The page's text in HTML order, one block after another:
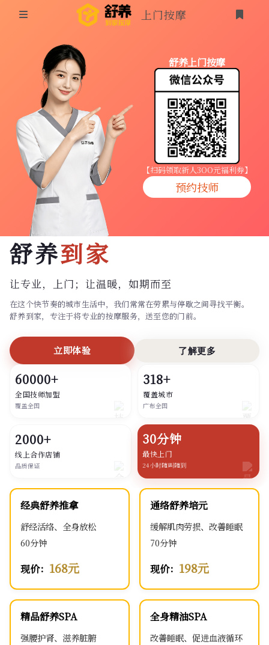
同城按摩
上门按摩
养生按摩
技师入驻
商家入驻
代理入驻
预约技师
上门按摩
登录
舒养上门按摩
【扫码领取新人3OO元福利券】
预约技师
舒养到家
让专业，上门； 让温暖，如期而至
在这个快节奏的城市生活中，我们常常在劳累与停歇之间寻找平衡。
舒养到家，专注于将专业的按摩服务，送至您的门前。
立即体验 了解更多
60000+
全国技师加盟
覆盖全国
318+
覆盖城市
广布全国
2000+
线上合作店铺
品质保证
30分钟
最快上门
24小时随叫随到
经典舒养推拿
舒经活络、全身放松
60分钟
现价： 168元
通络舒养培元
缓解肌肉劳损、改善睡眠
70分钟
现价： 198元
精品舒养SPA
强腰护肾、滋养脏腑
全身精油SPA
改善睡眠、促进血液循环